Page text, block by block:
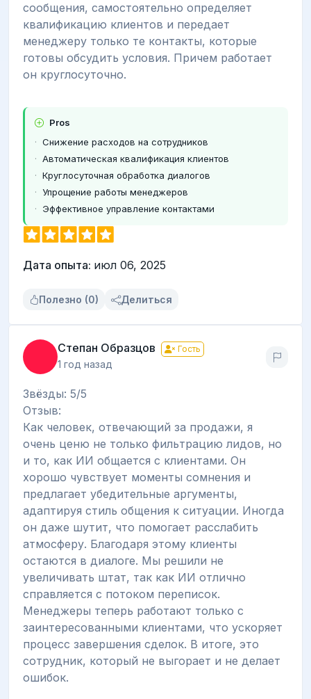
сообщения, самостоятельно определяет
квалификацию клиентов и передает
менеджеру только те контакты, которые
готовы обсудить условия. Причем работает
он круглосуточно.
Pros
Снижение расходов на сотрудников
Автоматическая квалификация клиентов
Круглосуточная обработка диалогов
Упрощение работы менеджеров
Эффективное управление контактами
Дата опыта: июл 06, 2025
Полезно (0) Делиться
Степан Образцов Гость
1 год назад
Звёзды: 5/5
Отзыв:
Как человек, отвечающий за продажи, я
очень ценю не только фильтрацию лидов, но
и то, как ИИ общается с клиентами. Он
хорошо чувствует моменты сомнения и
предлагает убедительные аргументы,
адаптируя стиль общения к ситуации. Иногда
он даже шутит, что помогает расслабить
атмосферу. Благодаря этому клиенты
остаются в диалоге. Мы решили не
увеличивать штат, так как ИИ отлично
справляется с потоком переписок.
Менеджеры теперь работают только с
заинтересованными клиентами, что ускоряет
процесс завершения сделок. В итоге, это
сотрудник, который не выгорает и не делает
ошибок.